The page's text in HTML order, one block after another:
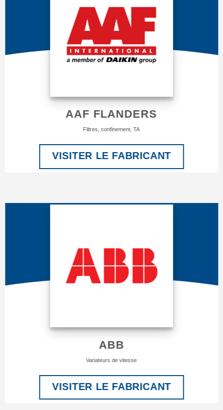
AAF FLANDERS
Filtres, confinement, TA
VISITER LE FABRICANT
ABB
Variateurs de vitesse
VISITER LE FABRICANT